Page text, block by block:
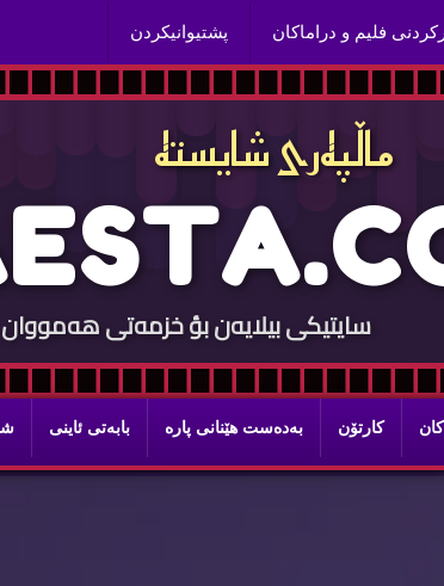
فلیم و دراماكان پشتیوانیكردن
ماڵپه‌ری شایسته‌
ESTA.C
سایتيكی بيلایه‌ن بؤ خزمه‌تی هه‌مووان
كارتۆن به‌ده‌ست هێنانی پاره‌ بابه‌تی ئاینی